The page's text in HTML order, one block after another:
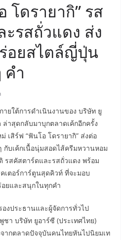
โดรายากิ” รส
รสถั่วแดง ส่ง
อยสไตล์ญี่ปุ่น
คำ
ายใต้การดำเนินงานของ บริษัท ยู
ล่าสุดกลับมาบุกตลาดเค้กอีกครั้ง
เสิร์ฟ “ฟันโอ โดรายากิ” ส่งต่อ
บเค้กเนื้อนุ่มสอดไส้ครีมหวานหอม
รสคัสตาร์ดและรสถั่วแดง พร้อม
ตอร์การ์ตูนสุดคิวท์ ที่จะมอบ
ยและสนุกในทุกคำ
งประธานและผู้จัดการทั่วไป
ชา บริษัท ยูอาร์ซี (ประเทศไทย)
จากตลาดปัจจุบันคนไทยหันไปนิยมเท